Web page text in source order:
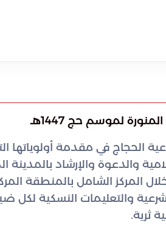
لموسم حج 1447هـ
الحجاج في مقدمة أولوياتها
والدعوة والإرشاد بالمدينة
المركز الشامل بالمنطقة
والتعليمات النسكية
ثرية.